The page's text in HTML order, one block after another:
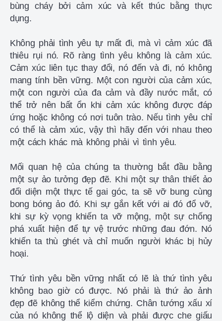
bùng cháy bởi cảm xúc và kết thúc bằng thực
dụng.
Không phải tình yêu tự mất đi, mà vì cảm xúc đã
thiêu rụi nó. Rõ ràng tình yêu không là cảm xúc.
Cảm xúc liên tục thay đổi, nó đến và đi, nó không
mang tính bền vững. Một con người của cảm xúc,
một con người của đa cảm và đầy nước mắt, có
thể trở nên bất ổn khi cảm xúc không được đáp
ứng hoặc không có nơi tuôn trào. Nếu tình yêu chỉ
có thể là cảm xúc, vậy thì hãy đến với nhau theo
một cách khác mà không phải vì tình yêu.
Mối quan hệ của chúng ta thường bắt đầu bằng
một sự ảo tưởng đẹp đẽ. Khi một sự thân thiết ảo
đối diện một thực tế gai góc, ta sẽ vỡ bung cùng
bong bóng ảo đó. Khi sự gắn kết với ai đó đổ vỡ,
khi sự kỳ vọng khiến ta vỡ mộng, một sự chống
phá xuất hiện để tự vệ trước những đau đớn. Nó
khiến ta thù ghét và chỉ muốn người khác bị hủy
hoại.
Thứ tình yêu bền vững nhất có lẽ là thứ tình yêu
không bao giờ có được. Nó phải là thứ ảo ảnh
đẹp đẽ không thể kiểm chứng. Chân tướng xấu xí
của nó không thể lộ diện và phải được che giấu